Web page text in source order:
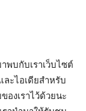
บกับเราเว็บไซต์
ละไอเดียสำหรับ
องเราไว้ด้วยนะ